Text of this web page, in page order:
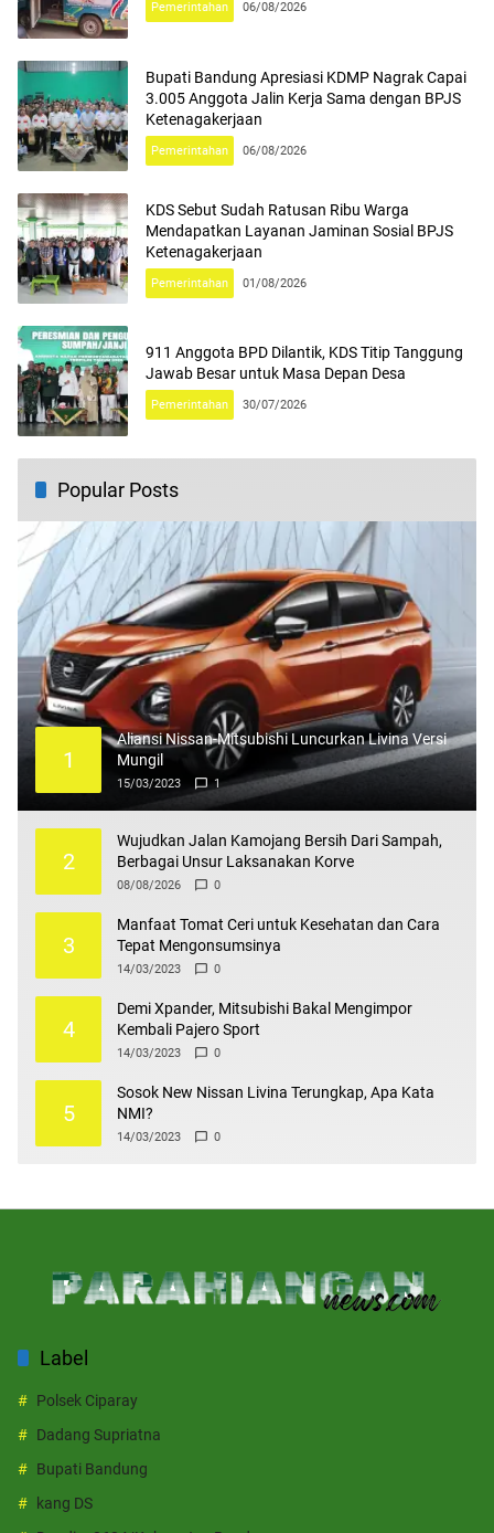
Pemerintahan 06/08/2026
Bupati Bandung Apresiasi KDMP Nagrak Capai
3.005 Anggota Jalin Kerja Sama dengan BPJS
Ketenagakerjaan
Pemerintahan 06/08/2026
KDS Sebut Sudah Ratusan Ribu Warga
Mendapatkan Layanan Jaminan Sosial BPJS
Ketenagakerjaan
Pemerintahan 01/08/2026
911 Anggota BPD Dilantik, KDS Titip Tanggung
Jawab Besar untuk Masa Depan Desa
Pemerintahan 30/07/2026
Popular Posts
1
Aliansi Nissan-Mitsubishi Luncurkan Livina Versi
Mungil
15/03/2023 1
2
Wujudkan Jalan Kamojang Bersih Dari Sampah,
Berbagai Unsur Laksanakan Korve
08/08/2026 0
3
Manfaat Tomat Ceri untuk Kesehatan dan Cara
Tepat Mengonsumsinya
14/03/2023 0
4
Demi Xpander, Mitsubishi Bakal Mengimpor
Kembali Pajero Sport
14/03/2023 0
5
Sosok New Nissan Livina Terungkap, Apa Kata
NMI?
14/03/2023 0
Label
Polsek Ciparay
Dadang Supriatna
Bupati Bandung
kang DS